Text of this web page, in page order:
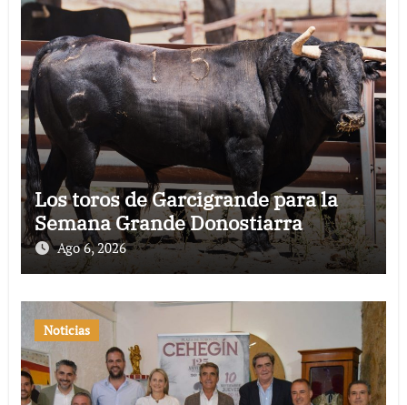
Los toros de Garcigrande para la
Semana Grande Donostiarra
Ago 6, 2026
Noticias